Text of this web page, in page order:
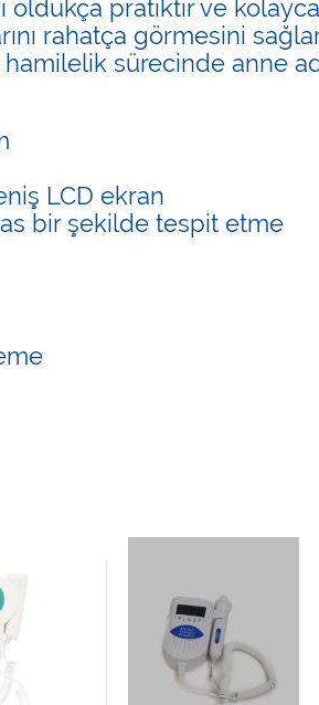
oldukça pratiktir ve
rahatça görmesini
sürecinde anne
LCD ekran
bir şekilde tespit etme